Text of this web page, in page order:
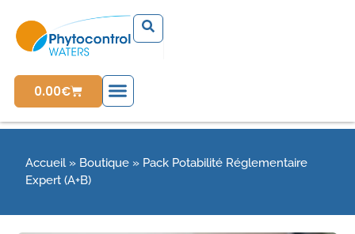
0.00€
Accueil» Boutique » Pack Potabilité Réglementaire
Expert (A+B)